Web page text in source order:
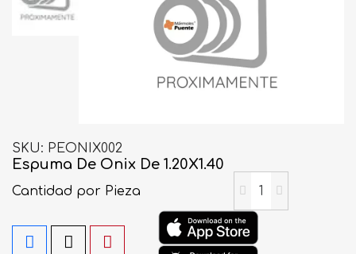
SKU PEONIX002
Espuma De Onix De 1.20X1.40
Cantidad por Pieza